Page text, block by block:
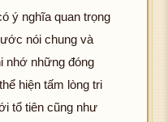
ý nghĩa quan trọng
nói chung và
nhớ những đóng
hiện tấm lòng tri
tổ tiên cũng như